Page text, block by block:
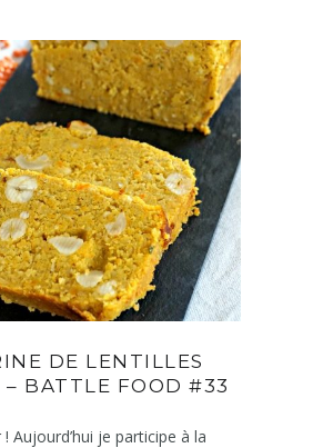
DE LENTILLES
– BATTLE FOOD #33
Aujourd’hui je participe à la